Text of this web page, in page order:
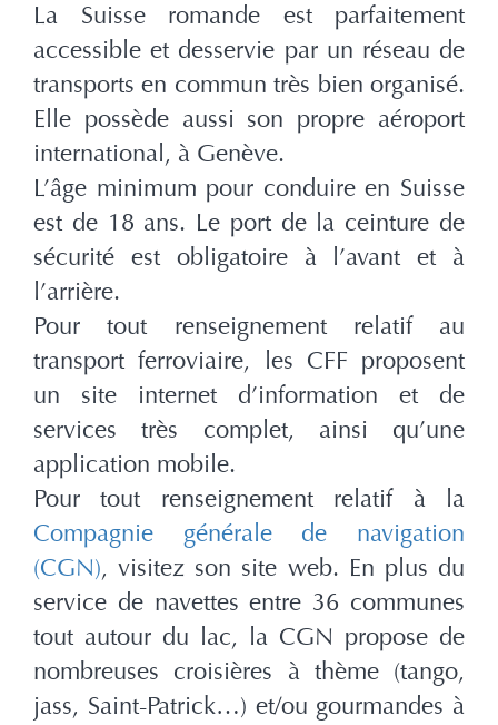
La Suisse romande est parfaitement
accessible et desservie par un réseau de
transports en commun très bien organisé.
Elle possède aussi son propre aéroport
international, à Genève.
L’âge minimum pour conduire en Suisse
est de 18 ans. Le port de la ceinture de
sécurité est obligatoire à l’avant et à
l’arrière.
Pour tout renseignement relatif au
transport ferroviaire, les CFF proposent
un site internet d’information et de
services très complet, ainsi qu’une
application mobile.
Pour tout renseignement relatif à la
Compagnie générale de navigation
(CGN), visitez son site web. En plus du
service de navettes entre 36 communes
tout autour du lac, la CGN propose de
nombreuses croisières à thème (tango,
jass, Saint-Patrick…) et/ou gourmandes à